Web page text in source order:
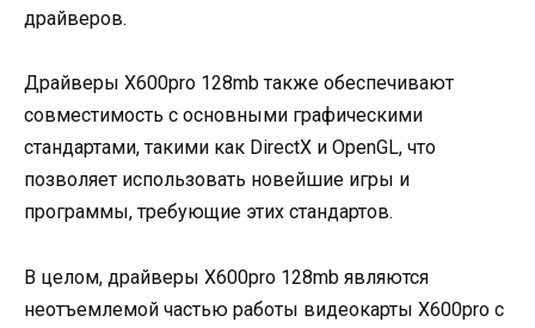
драйверов.
Драйверы X600pro 128mb также обеспечивают
совместимость с основными графическими
стандартами, такими как DirectX и OpenGL, что
позволяет использовать новейшие игры и
программы, требующие этих стандартов.
В целом, драйверы X600pro 128mb являются
неотъемлемой частью работы видеокарты X600pro с